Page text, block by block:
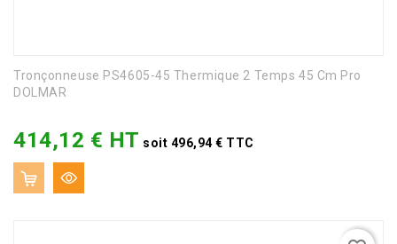
Tronçonneuse PS4605-45 Thermique 2 Temps 45 Cm Pro
DOLMAR
414,12 € HT soit 496,94 € TTC